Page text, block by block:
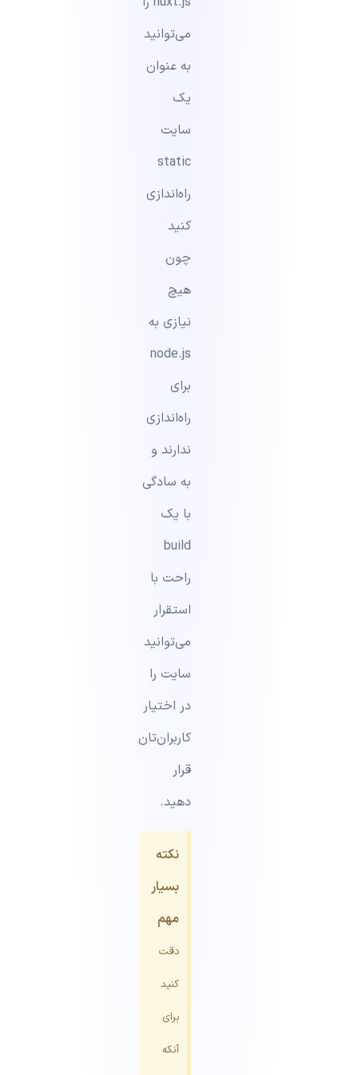
می‌توانید
به عنوان
یک
سایت
static
راه‌اندازی
کنید
چون
هیچ
نیازی به
node.js
برای
راه‌اندازی
ندارند و
به سادگی
با یک
build
راحت با
استقرار
می‌توانید
سایت را
در اختیار
کاربران‌تان
قرار
دهید.
نکته
بسیار
مهم
دقت
کنید
برای
آنکه